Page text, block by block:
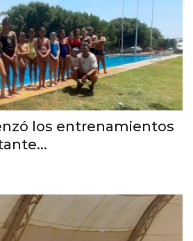
los entrenamientos